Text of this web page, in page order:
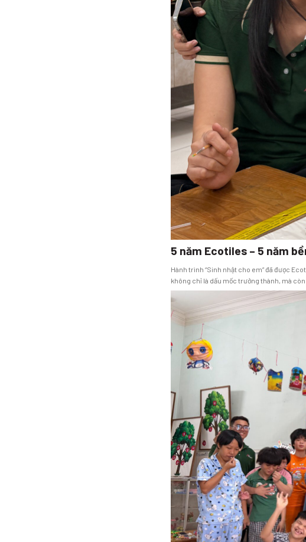
5 năm Ecotiles – 5 năm
Hành trình “Sinh nhật cho em” đã được
không chỉ là dấu mốc trưởng thành, mà